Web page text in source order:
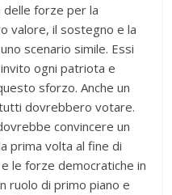
forze per la
valore, il sostegno e la
scenario simile. Essi
ogni patriota e
sforzo. Anche un
dovrebbero votare.
convincere un
prima volta al fine di
le forze democratiche in
ruolo di primo piano e